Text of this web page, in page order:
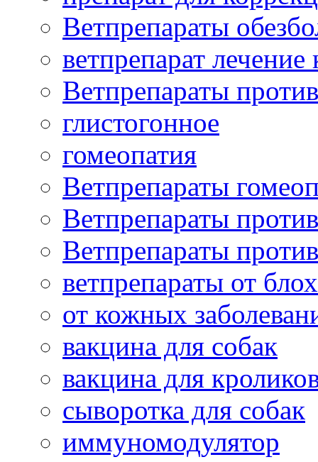
Ветпрепараты
ветпрепарат
Ветпрепараты
глистогонное
гомеопатия
Ветпрепараты
Ветпрепараты
Ветпрепараты
ветпрепараты от
от кожных
вакцина для собак
вакцина для
сыворотка для собак
иммуномодулятор